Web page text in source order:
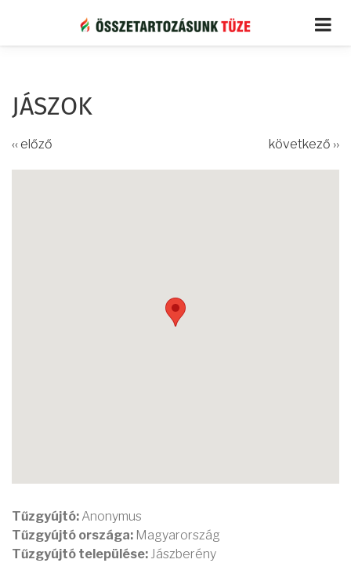
tartalomra
JÁSZOK
‹‹ előző következő ››
Tűzgyújtó: Anonymus
Tűzgyújtó országa: Magyarország
Tűzgyújtó települése: Jászberény